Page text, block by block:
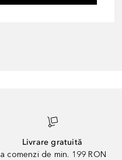
Livrare gratuită
la comenzi de min. 199 RON